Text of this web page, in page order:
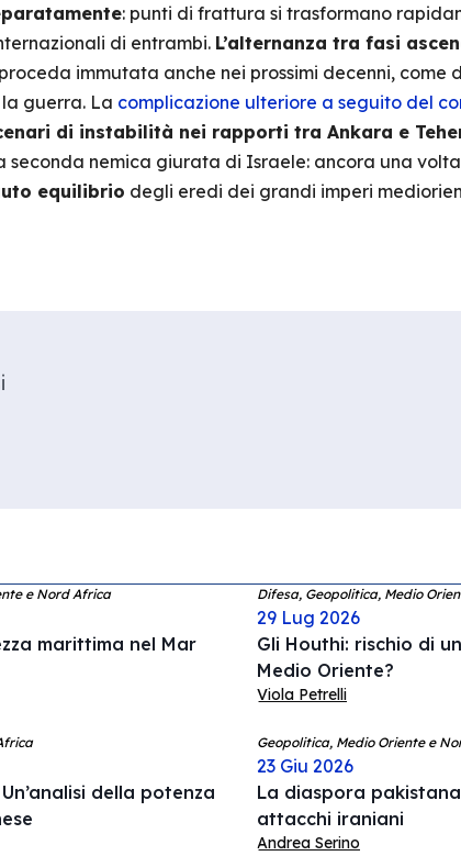
: punti di frattura si trasformano
di entrambi. L’alternanza tra fasi
immutata anche nei prossimi decenni, come
guerra. La complicazione ulteriore a seguito del
di instabilità nei rapporti tra Ankara e
seconda nemica giurata di Israele: ancora una
equilibrio degli eredi dei grandi imperi
e Nord Africa
marittima nel Mar
Difesa, Geopolitica, Medio
29 Lug 2026
Gli Houthi: rischio di
Medio Oriente?
Viola Petrelli
della potenza
Geopolitica, Medio Oriente e
23 Giu 2026
La diaspora
attacchi iraniani
Andrea Serino